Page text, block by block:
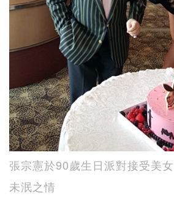
張宗憲於90歲生日派對接受美
未泯之情